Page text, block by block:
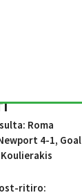
Roma
4-1, Goal
ritiro: